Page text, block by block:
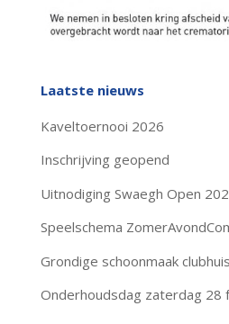
Laatste nieuws
Kaveltoernooi 2026
Inschrijving geopend
Uitnodiging Swaegh Open
Speelschema
Grondige schoonmaak clubhuis
Onderhoudsdag zaterdag 28